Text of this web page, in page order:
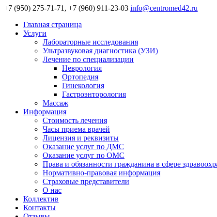
+7 (950) 275-71-71, +7 (960) 911-23-03 info@centromed42.ru
Главная страница
Услуги
Лабораторные исследования
Ультразвуковая диагностика (УЗИ)
Лечение по специализации
Неврология
Ортопедия
Гинекология
Гастроэнторология
Массаж
Информация
Стоимость лечения
Часы приема врачей
Лицензия и реквизиты
Оказание услуг по ДМС
Оказание услуг по ОМС
Права и обязанности гражданина в сфере
Нормативно-правовая информация
Страховые представители
О нас
Коллектив
Контакты